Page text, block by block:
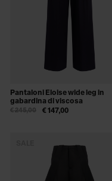
Pantaloni Eloise wide leg in
gabardina di viscosa
€ 147,00
€ 245,00